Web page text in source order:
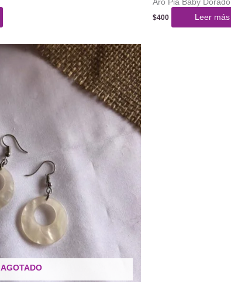
Aro Pia Baby Dorado
$400 Leer más
AGOTADO